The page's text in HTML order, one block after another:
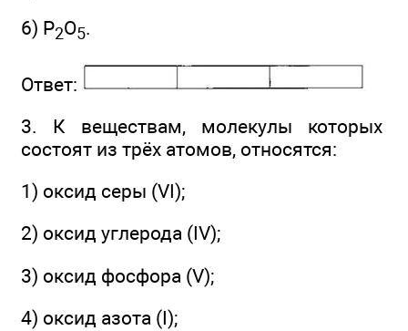
6) Р2O5.
Ответ:
3. К веществам, молекулы которых
состоят из трёх атомов, относятся:
1) оксид серы (VI);
2) оксид углерода (IV);
3) оксид фосфора (V);
4) оксид азота (I);